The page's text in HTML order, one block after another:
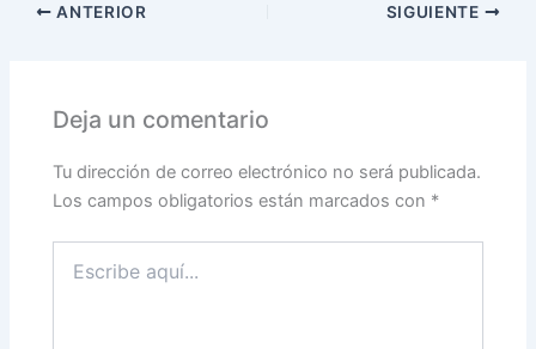
ANTERIOR SIGUIENTE
Deja un comentario
Tu dirección de correo electrónico no será publicada.
Los campos obligatorios están marcados con *
aquí...